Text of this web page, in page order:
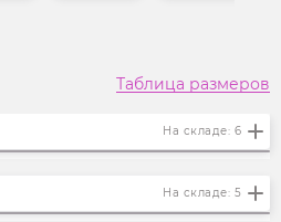
Таблица размеров
На складе: 6
На складе: 5